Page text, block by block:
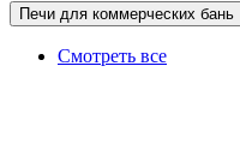
Печи для коммерческих бань
Смотреть все